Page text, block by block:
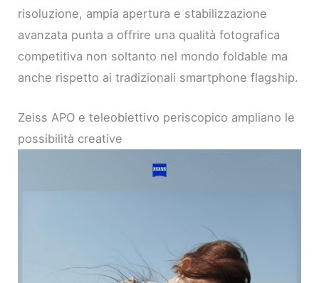
risoluzione, ampia apertura e stabilizzazione
avanzata punta a offrire una qualità fotografica
competitiva non soltanto nel mondo foldable ma
anche rispetto ai tradizionali smartphone flagship.
Zeiss APO e teleobiettivo periscopico ampliano le
possibilità creative